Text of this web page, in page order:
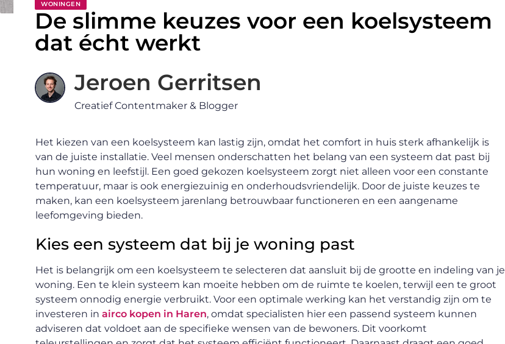
WONINGEN
De slimme keuzes voor een koelsysteem
dat écht werkt
Jeroen Gerritsen
Creatief Contentmaker & Blogger
Het kiezen van een koelsysteem kan lastig zijn, omdat het comfort in huis sterk afhankelijk is
van de juiste installatie. Veel mensen onderschatten het belang van een systeem dat past bij
hun woning en leefstijl. Een goed gekozen koelsysteem zorgt niet alleen voor een constante
temperatuur, maar is ook energiezuinig en onderhoudsvriendelijk. Door de juiste keuzes te
maken, kan een koelsysteem jarenlang betrouwbaar functioneren en een aangename
leefomgeving bieden.
Kies een systeem dat bij je woning past
Het is belangrijk om een koelsysteem te selecteren dat aansluit bij de grootte en indeling van je
woning. Een te klein systeem kan moeite hebben om de ruimte te koelen, terwijl een te groot
systeem onnodig energie verbruikt. Voor een optimale werking kan het verstandig zijn om te
investeren in airco kopen in Haren, omdat specialisten hier een passend systeem kunnen
adviseren dat voldoet aan de specifieke wensen van de bewoners. Dit voorkomt